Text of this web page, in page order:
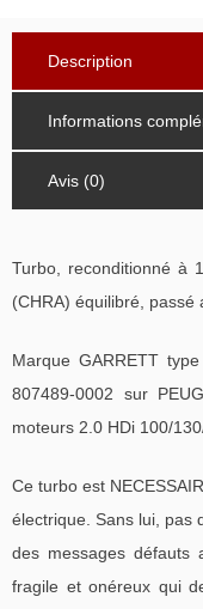
Description
Informations
Avis (0)
Turbo, reconditionné à
(CHRA) équilibré, passé
Marque GARRETT
807489-0002 sur
moteurs 2.0 HDi 100/
Ce turbo est
électrique. Sans lui, pas
des messages défauts
fragile et onéreux qui